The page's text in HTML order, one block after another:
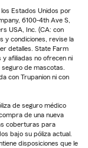
Estados Unidos por
6100-4th Ave S,
USA, Inc. (CA: con
y condiciones, revise la
detalles. State Farm
y afiliadas no ofrecen ni
de mascotas.
con Trupanion ni con
de seguro médico
de una nueva
coberturas para
bajo su póliza actual.
disposiciones que le